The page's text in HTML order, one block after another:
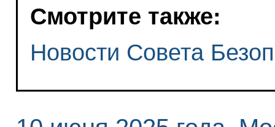
Смотрите также:
Новости Совета